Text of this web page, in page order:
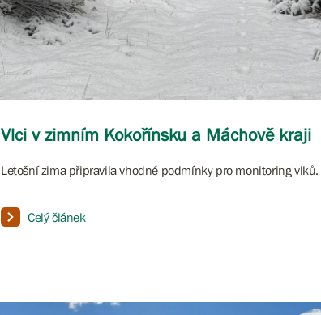
Vlci v zimním Kokořínsku a Máchově kraji
Letošní zima připravila vhodné podmínky pro monitoring vlků.
Celý článek